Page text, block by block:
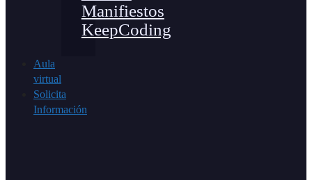
Manifiestos
KeepCoding
Aula
virtual
Solicita
Información